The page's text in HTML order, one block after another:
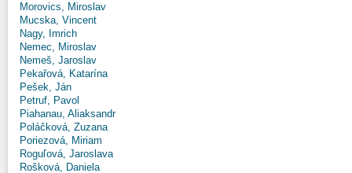
Morovics, Miroslav
Mucska, Vincent
Nagy, Imrich
Nemec, Miroslav
Nemeš, Jaroslav
Pekařová, Katarína
Pešek, Ján
Petruf, Pavol
Piahanau, Aliaksandr
Poláčková, Zuzana
Poriezová, Miriam
Roguľová, Jaroslava
Rošková, Daniela